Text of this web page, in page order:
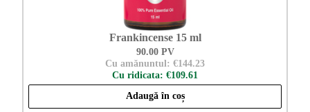
Frankincense 15 ml
90.00 PV
Cu amănuntul: €144.23
Cu ridicata: €109.61
Adaugă în coș